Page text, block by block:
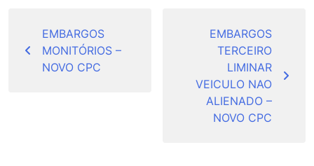
Post
EMBARGOS
MONITÓRIOS –
NOVO CPC
EMBARGOS
TERCEIRO
LIMINAR
VEICULO NAO
ALIENADO –
NOVO CPC